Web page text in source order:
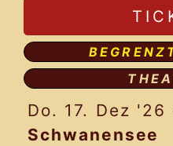
Do. 17. Dez '26
Schwanensee